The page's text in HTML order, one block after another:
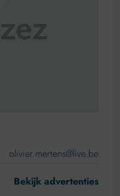
olivier.mertens@live.be
Bekijk advertenties